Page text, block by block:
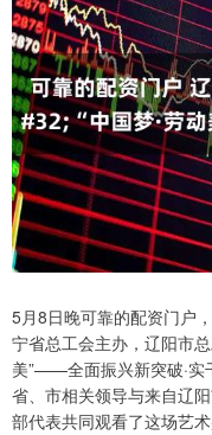
5月8日晚可靠的配资门户
宁省总工会主办，辽阳市
美”——全面振兴新突破·实
省、市相关领导与来自辽
部代表共同观看了这场艺术